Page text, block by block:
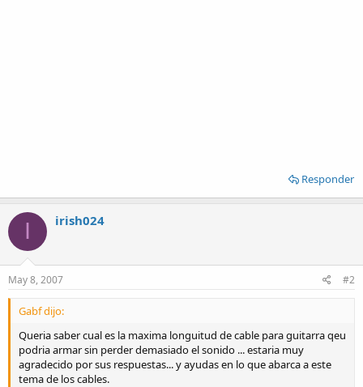
Responder
I irish024
May 8, 2007 #2
Gabf dijo:
Queria saber cual es la maxima longuitud de cable para guitarra qeu
podria armar sin perder demasiado el sonido ... estaria muy
agradecido por sus respuestas... y ayudas en lo que abarca a este
tema de los cables.